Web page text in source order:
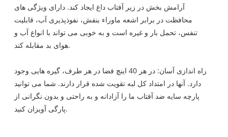
آرامش بخش در زیر آفتاب داغ ایجاد کند. دارای ویژگی های
محافظت در برابر اشعه ماوراء بنفش، نفوذپذیری آب، قابلیت
تنفس، تحمل بار و غیره است و به خوبی می تواند با انواع آب و
هوای بد مقابله کند.
راه اندازی آسان: در هر 40 اینچ فضا در هر طرف، گیره هایی وجود
دارد. آنها در امتداد کل لبه تقویت شده قرار دارند. شما می توانید
پارچه سایه ضد آفتاب ما را آزادانه و به راحتی و بدون نگرانی از
پارگی آویزان کنید.